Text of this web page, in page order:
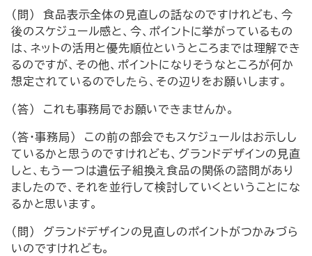
（問） 食品表示全体の見直しの話なのですけれども、今
後のスケジュール感と、今、ポイントに挙がっているもの
は、ネットの活用と優先順位というところまでは理解でき
るのですが、その他、ポイントになりそうなところが何か
想定されているのでしたら、その辺りをお願いします。
（答） これも事務局でお願いできませんか。
（答・事務局） この前の部会でもスケジュールはお示しし
ているかと思うのですけれども、グランドデザインの見直
しと、もう一つは遺伝子組換え食品の関係の諮問があり
ましたので、それを並行して検討していくということにな
るかと思います。
（問） グランドデザインの見直しのポイントがつかみづら
いのですけれども。